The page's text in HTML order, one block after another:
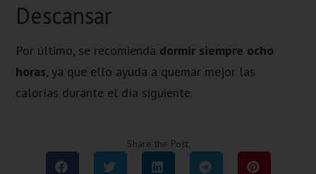
Descansar
Por último, se recomienda dormir siempre ocho
horas, ya que ello ayuda a quemar mejor las
calorías durante el día siguiente.
Share the Post: